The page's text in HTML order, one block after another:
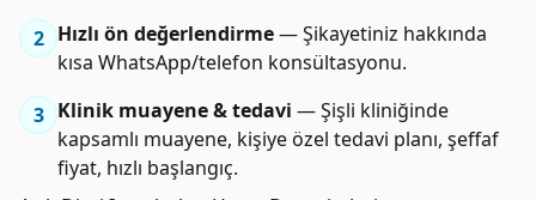
2 Hızlı ön değerlendirme— Şikayetiniz hakkında
kısa WhatsApp/telefon konsültasyonu.
3 Klinik muayene & tedavi — Şişli kliniğinde
kapsamlı muayene, kişiye özel tedavi planı, şeffaf
fiyat, hızlı başlangıç.